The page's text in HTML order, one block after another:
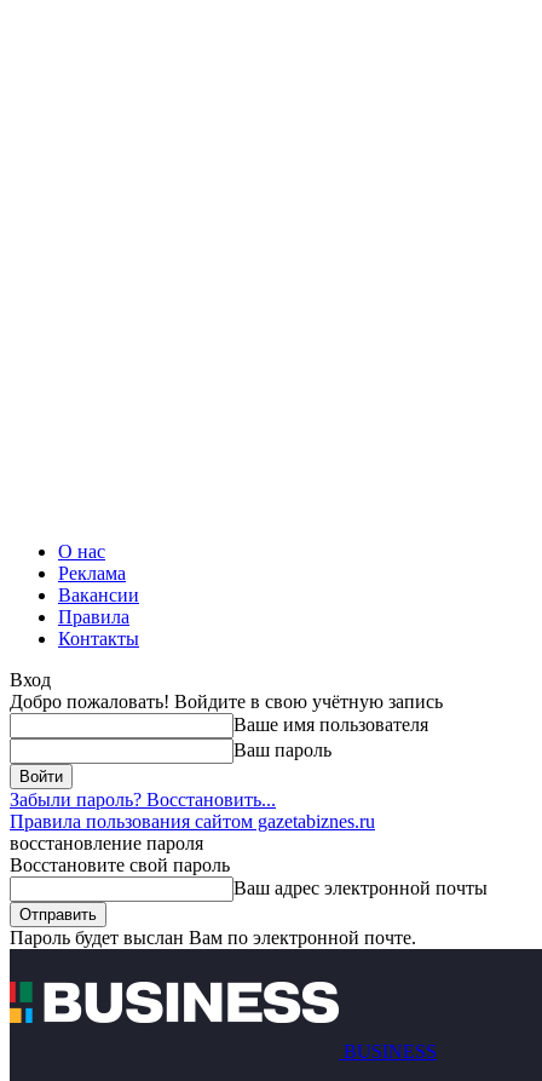
О нас
Реклама
Вакансии
Правила
Контакты
Вход
Добро пожаловать! Войдите в свою учётную запись
Ваше имя пользователя
Ваш пароль
Забыли пароль? Восстановить...
Правила пользования сайтом gazetabiznes.ru
восстановление пароля
Восстановите свой пароль
Ваш адрес электронной почты
Пароль будет выслан Вам по электронной почте.
BUSINESS